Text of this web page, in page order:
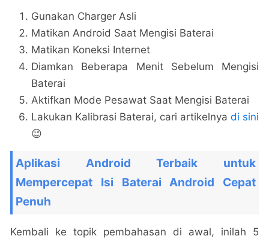
Gunakan Charger Asli
Matikan Android Saat Mengisi Baterai
Matikan Koneksi Internet
Diamkan Beberapa Menit Sebelum Mengisi
Baterai
Aktifkan Mode Pesawat Saat Mengisi Baterai
Lakukan Kalibrasi Baterai, cari artikelnyadi sini
😉
Aplikasi Android Terbaik untuk
Mempercepat Isi Baterai Android Cepat
Penuh
Kembali ke topik pembahasan di awal, inilah 5